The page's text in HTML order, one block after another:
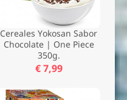
Cereales Yokosan Sabor
Chocolate | One Piece
350g.
€ 7,99